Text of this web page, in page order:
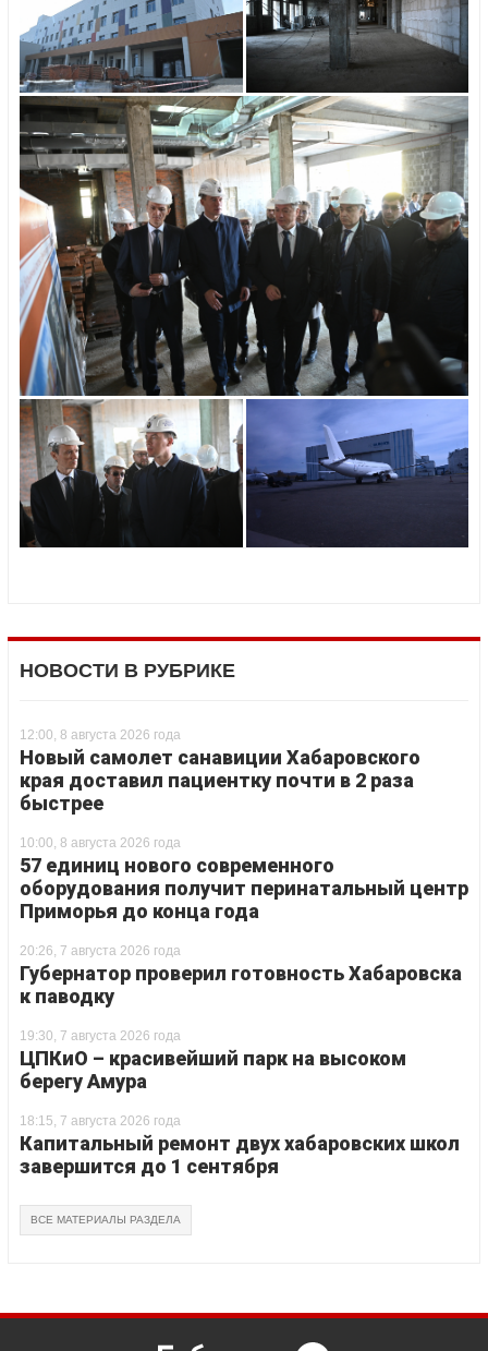
НОВОСТИ В РУБРИКЕ
12:00, 8 августа 2026 года
Новый самолет санавиции Хабаровского
края доставил пациентку почти в 2 раза
быстрее
10:00, 8 августа 2026 года
57 единиц нового современного
оборудования получит перинатальный центр
Приморья до конца года
20:26, 7 августа 2026 года
Губернатор проверил готовность Хабаровска
к паводку
19:30, 7 августа 2026 года
ЦПКиО – красивейший парк на высоком
берегу Амура
18:15, 7 августа 2026 года
Капитальный ремонт двух хабаровских школ
завершится до 1 сентября
ВСЕ МАТЕРИАЛЫ РАЗДЕЛА